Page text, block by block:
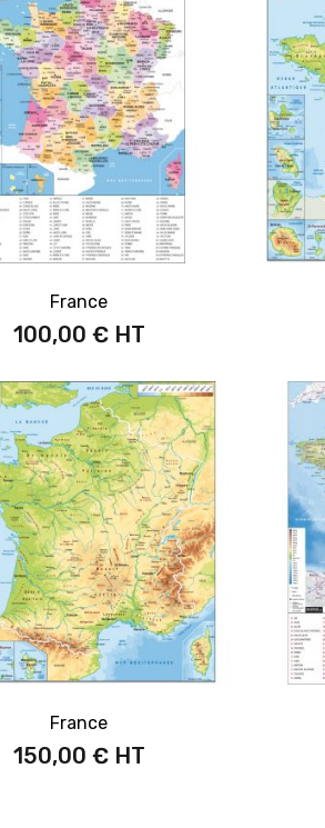
France
100,00 €
France
150,00 €